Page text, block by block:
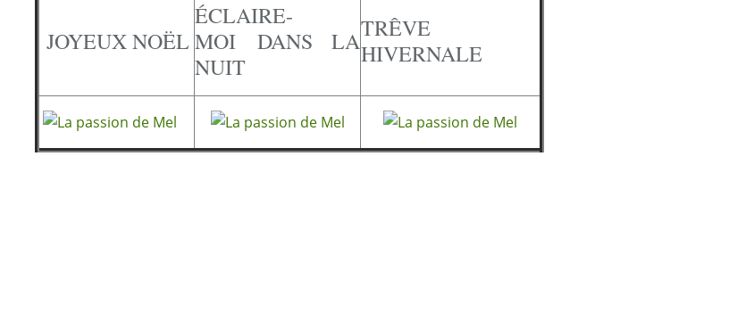
JOYEUX NOËL
ÉCLAIRE-
MOI DANS LA
NUIT
TRÊVE
HIVERNALE